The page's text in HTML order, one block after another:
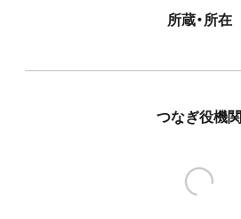
所蔵・所在
つなぎ役機関